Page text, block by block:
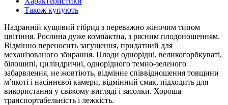
Також купують
Надранній кущовий гібрид з переважно жіночим типом
цвітіння. Рослина дуже компактна, з рясним плодоношенням.
Відмінно переносить загущення, придатний для
механізованого збирання. Плоди однорідні, великогорбкуваті,
білошипі, циліндричні, однорідного темно-зеленого
забарвлення, не жовтіють, відмінне співвідношення товщини
м’якоті і насіннєвої камери, відмінний смак, підходить для
використання у свіжому вигляді і засолки. Хороша
транспортабельність і лежкість.